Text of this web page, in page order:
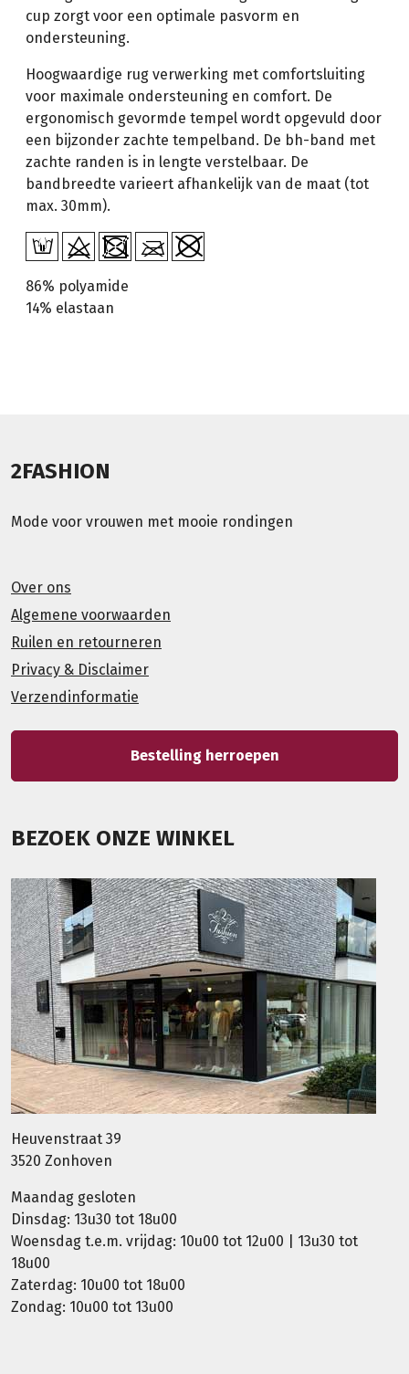
cup zorgt voor een optimale pasvorm en
ondersteuning.
Hoogwaardige rug verwerking met comfortsluiting
voor maximale ondersteuning en comfort. De
ergonomisch gevormde tempel wordt opgevuld door
een bijzonder zachte tempelband. De bh-band met
zachte randen is in lengte verstelbaar. De
bandbreedte varieert afhankelijk van de maat (tot
max. 30mm).
86% polyamide
14% elastaan
2FASHION
Mode voor vrouwen met mooie rondingen
Over ons
Algemene voorwaarden
Ruilen en retourneren
Privacy & Disclaimer
Verzendinformatie
Bestelling herroepen
BEZOEK ONZE WINKEL
Heuvenstraat 39
3520 Zonhoven
Maandag gesloten
Dinsdag: 13u30 tot 18u00
Woensdag t.e.m. vrijdag: 10u00 tot 12u00 | 13u30 tot
18u00
Zaterdag: 10u00 tot 18u00
Zondag: 10u00 tot 13u00